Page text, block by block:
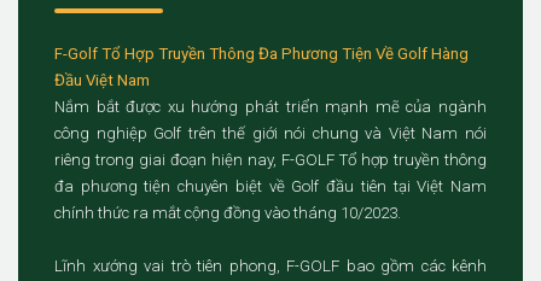
F-Golf Tổ Hợp Truyền Thông Đa Phương Tiện Về Golf Hàng
Đầu Việt Nam
Nắm bắt được xu hướng phát triển mạnh mẽ của ngành
công nghiệp Golf trên thế giới nói chung và Việt Nam nói
riêng trong giai đoạn hiện nay, F-GOLF Tổ hợp truyền thông
đa phương tiện chuyên biệt về Golf đầu tiên tại Việt Nam
chính thức ra mắt cộng đồng vào tháng 10/2023.
Lĩnh xướng vai trò tiên phong, F-GOLF bao gồm các kênh